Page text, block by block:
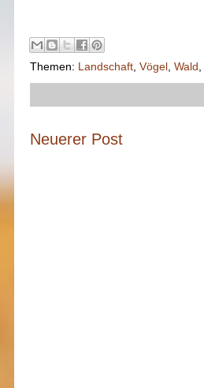
Themen: Landschaft Vögel Wald
Neuerer Post